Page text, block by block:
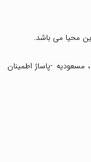
محیا می باشد.
مسعودیه -پاساژ اطمینان